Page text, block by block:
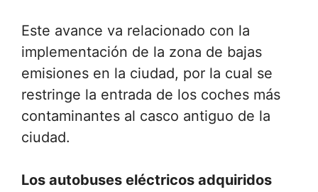
Este avance va relacionado con la
implementación de la zona de bajas
emisiones en la ciudad, por la cual se
restringe la entrada de los coches más
contaminantes al casco antiguo de la
ciudad.
Los autobuses eléctricos adquiridos